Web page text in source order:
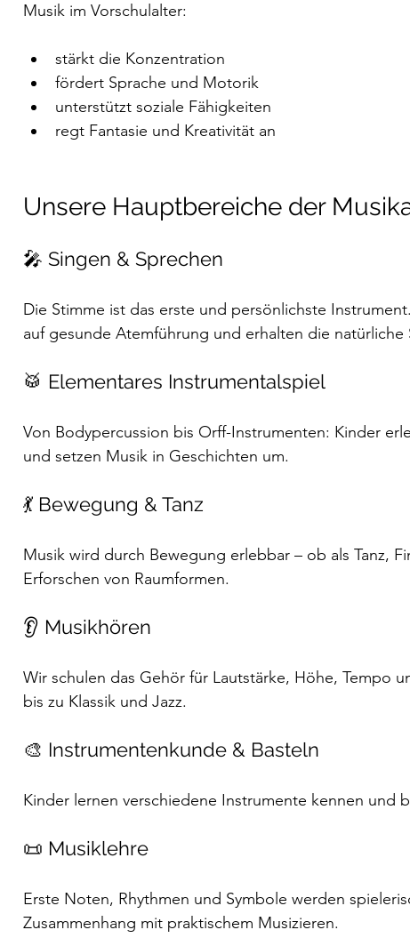
Musik im Vorschulalter:
stärkt die Konzentration
fördert Sprache und Motorik
unterstützt soziale Fähigkeiten
regt Fantasie und Kreativität an
Unsere Hauptbereiche der
🎤 Singen & Sprechen
Die Stimme ist das erste und persönlichste
auf gesunde Atemführung und erhalten die natürliche
🥁 Elementares Instrumentalspiel
Von Bodypercussion bis Orff-Instrumenten: Kinder
und setzen Musik in Geschichten um.
💃 Bewegung & Tanz
Musik wird durch Bewegung erlebbar – ob als Tanz,
Erforschen von Raumformen.
👂 Musikhören
Wir schulen das Gehör für Lautstärke, Höhe, Tempo
bis zu Klassik und Jazz.
🎨 Instrumentenkunde & Basteln
Kinder lernen verschiedene Instrumente kennen und
📜 Musiklehre
Erste Noten, Rhythmen und Symbole werden
Zusammenhang mit praktischem Musizieren.